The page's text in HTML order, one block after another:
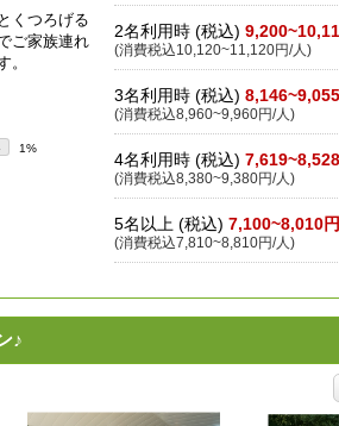
くつろげる
ご家族連れ
。
1%
2名利用時 (税込)
(消費税込10,120~11,120円/人)
3名利用時 (税込)
(消費税込8,960~9,960円/人)
4名利用時 (税込)
(消費税込8,380~9,380円/人)
5名以上 (税込) 7,100~8,010
(消費税込7,810~8,810円/人)
♪